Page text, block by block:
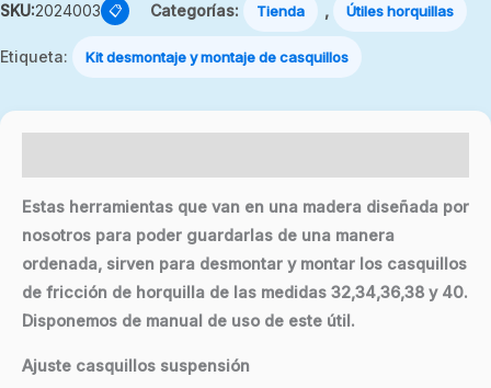
SKU:2024003 📋 Categorías: Tienda , Útiles horquillas
Etiqueta: Kit desmontaje y montaje de casquillos
Estas herramientas que van en una madera diseñada por
nosotros para poder guardarlas de una manera
ordenada, sirven para desmontar y montar los casquillos
de fricción de horquilla de las medidas 32,34,36,38 y 40.
Disponemos de manual de uso de este útil.
Ajuste casquillos suspensión